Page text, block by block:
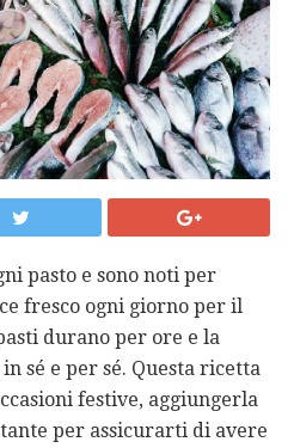
pasto e sono noti per
fresco ogni giorno per il
durano per ore e la
sé e per sé. Questa ricetta
festive, aggiungerla
per assicurarti di avere